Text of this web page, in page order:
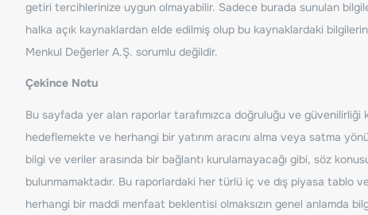
getiri tercihlerinize uygun olmayabilir. Sadece burada sunulan
halka açık kaynaklardan elde edilmiş olup bu kaynaklardaki
Menkul Değerler A.Ş. sorumlu değildir.
Çekince Notu
Bu sayfada yer alan raporlar tarafımızca doğruluğu ve güvenilirliği
hedeflemekte ve herhangi bir yatırım aracını alma veya satma
bilgi ve veriler arasında bir bağlantı kurulamayacağı gibi, söz
bulunmamaktadır. Bu raporlardaki her türlü iç ve dış piyasa tablo
herhangi bir maddi menfaat beklentisi olmaksızın genel anlamda